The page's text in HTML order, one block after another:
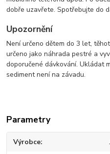
dobře uzavřete. Spotřebujte do
Upozornění
Není určeno dětem do 3 let,
určeno jako náhrada pestré a
doporučené dávkování. Ukládat
sediment není na závadu.
Parametry
Výrobce